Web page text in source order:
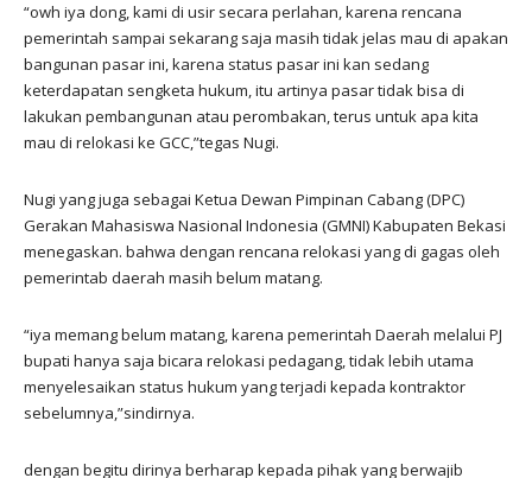
“owh iya dong, kami di usir secara perlahan, karena rencana
pemerintah sampai sekarang saja masih tidak jelas mau di apakan
bangunan pasar ini, karena status pasar ini kan sedang
keterdapatan sengketa hukum, itu artinya pasar tidak bisa di
lakukan pembangunan atau perombakan, terus untuk apa kita
mau di relokasi ke GCC,”tegas Nugi.
Nugi yang juga sebagai Ketua Dewan Pimpinan Cabang (DPC)
Gerakan Mahasiswa Nasional Indonesia (GMNI) Kabupaten Bekasi
menegaskan. bahwa dengan rencana relokasi yang di gagas oleh
pemerintab daerah masih belum matang.
“iya memang belum matang, karena pemerintah Daerah melalui PJ
bupati hanya saja bicara relokasi pedagang, tidak lebih utama
menyelesaikan status hukum yang terjadi kepada kontraktor
sebelumnya,”sindirnya.
dengan begitu dirinya berharap kepada pihak yang berwajib